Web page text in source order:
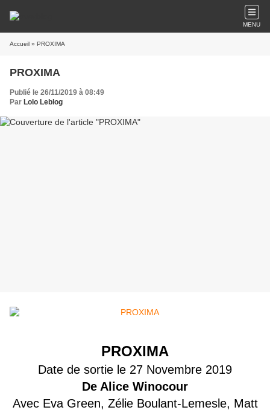
MENU
Accueil » PROXIMA
PROXIMA
Publié le 26/11/2019 à 08:49
Par Lolo Leblog
PROXIMA
Date de sortie le 27 Novembre 2019
De Alice Winocour
Avec Eva Green, Zélie Boulant-Lemesle, Matt